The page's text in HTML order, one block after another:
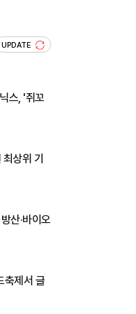
UPDATE
스, '쥐꼬
상위 기
산·바이오
축제서 글